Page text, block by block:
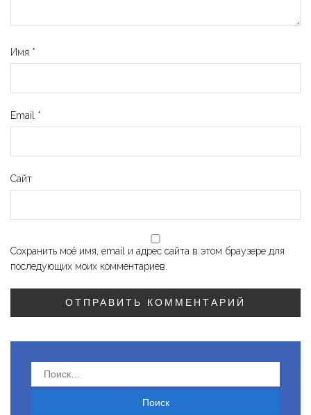
Имя *
Email *
Сайт
Сохранить моё имя, email и адрес сайта в этом браузере для
последующих моих комментариев.
Найти: